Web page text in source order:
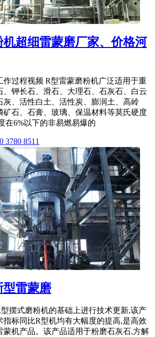
机超细雷蒙磨厂家、价格河
作过程视频 R型雷蒙磨粉机广泛适用于重
、钾长石、滑石、大理石、石灰石、白云
灰、活性白土、活性炭、膨润土、高岭
矿石、石膏、玻璃、保温材料等莫氏硬度
在6%以下的非易燃易爆的
3780 8511
型雷蒙磨
摆式磨粉机的基础上进行技术更新,该产
指标同比R型机均有大幅度的提高,是高效
蒙机产品。该产品适用于粉磨石灰石,方解